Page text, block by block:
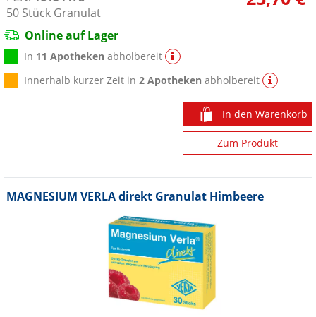
50 Stück Granulat
Online auf Lager
In 11 Apotheken abholbereit
Innerhalb kurzer Zeit in2 Apotheken abholbereit
In den Warenkorb
Zum Produkt
MAGNESIUM VERLA direkt Granulat Himbeere